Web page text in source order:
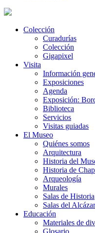
Colección
Curadurías
Colección
Gigapixel
Visita
Información
Exposiciones
Agenda
Exposición:
Biblioteca
Servicios
Visitas guiadas
El Museo
Quiénes somos
Arquitectura
Historia del
Historia de
Arqueología
Murales
Salas de Historia
Salas del Alcázar
Educación
Materiales de
Glosario